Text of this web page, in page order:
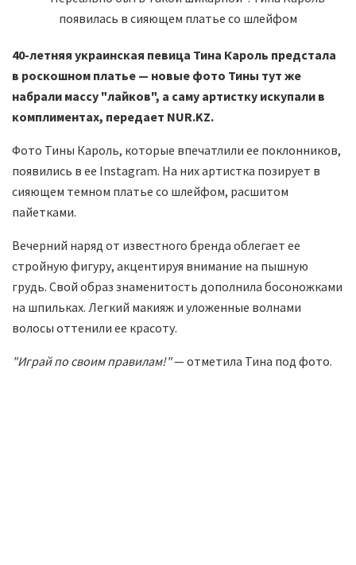
40-летняя украинская певица Тина Кароль предстала
в роскошном платье — новые фото Тины тут же
набрали массу "лайков", а саму артистку искупали в
комплиментах, передает NUR.KZ.
Фото Тины Кароль, которые впечатлили ее поклонников,
появились в ее Instagram. На них артистка позирует в
сияющем темном платье со шлейфом, расшитом
пайетками.
Вечерний наряд от известного бренда облегает ее
стройную фигуру, акцентируя внимание на пышную
грудь. Свой образ знаменитость дополнила босоножками
на шпильках. Легкий макияж и уложенные волнами
волосы оттенили ее красоту.
"Играй по своим правилам!"— отметила Тина под фото.